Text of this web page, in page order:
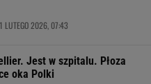
LUTEGO 2026, 07:43
Jest w szpitalu. Płoza
oka Polki